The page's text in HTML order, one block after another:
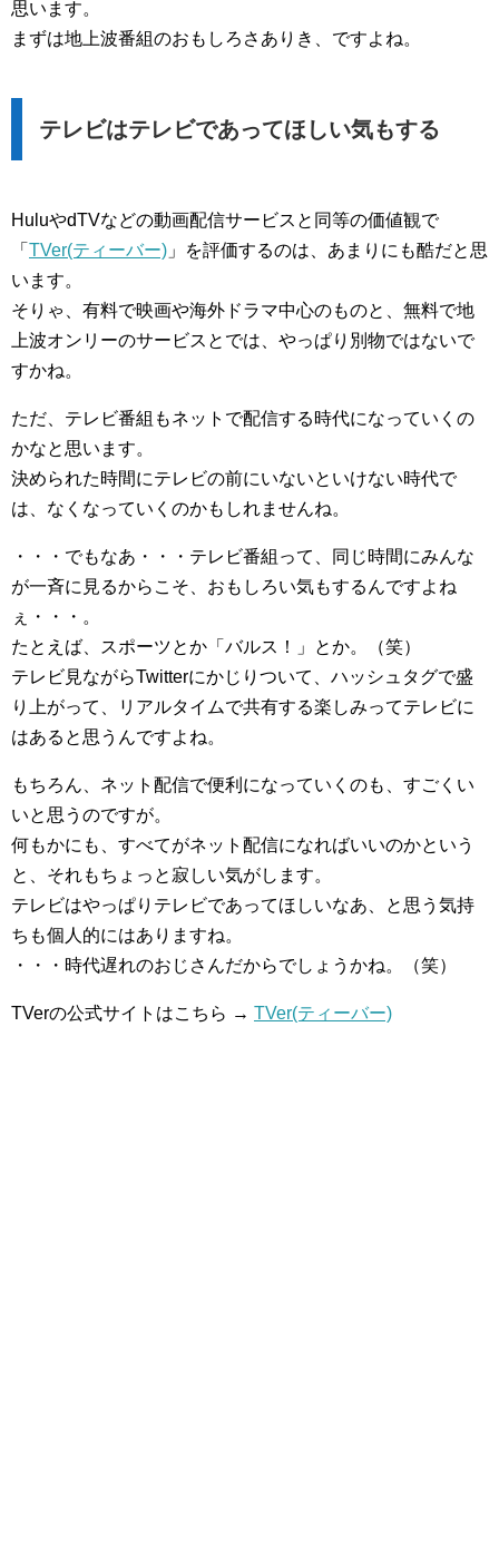
思います。
まずは地上波番組のおもしろさありき、ですよね。
テレビはテレビであってほしい気もする
HuluやdTVなどの動画配信サービスと同等の価値観で
「 TVer(ティーバー) 」を評価するのは、あまりにも酷だと思
います。
そりゃ、有料で映画や海外ドラマ中心のものと、無料で地
上波オンリーのサービスとでは、やっぱり別物ではないで
すかね。
ただ、テレビ番組もネットで配信する時代になっていくの
かなと思います。
決められた時間にテレビの前にいないといけない時代で
は、なくなっていくのかもしれませんね。
・・・でもなあ・・・テレビ番組って、同じ時間にみんな
が一斉に見るからこそ、おもしろい気もするんですよね
ぇ・・・。
たとえば、スポーツとか「バルス！」とか。（笑）
テレビ見ながらTwitterにかじりついて、ハッシュタグで盛
り上がって、リアルタイムで共有する楽しみってテレビに
はあると思うんですよね。
もちろん、ネット配信で便利になっていくのも、すごくい
いと思うのですが。
何もかにも、すべてがネット配信になればいいのかという
と、それもちょっと寂しい気がします。
テレビはやっぱりテレビであってほしいなあ、と思う気持
ちも個人的にはありますね。
・・・時代遅れのおじさんだからでしょうかね。（笑）
TVerの公式サイトはこちら → TVer(ティーバー)